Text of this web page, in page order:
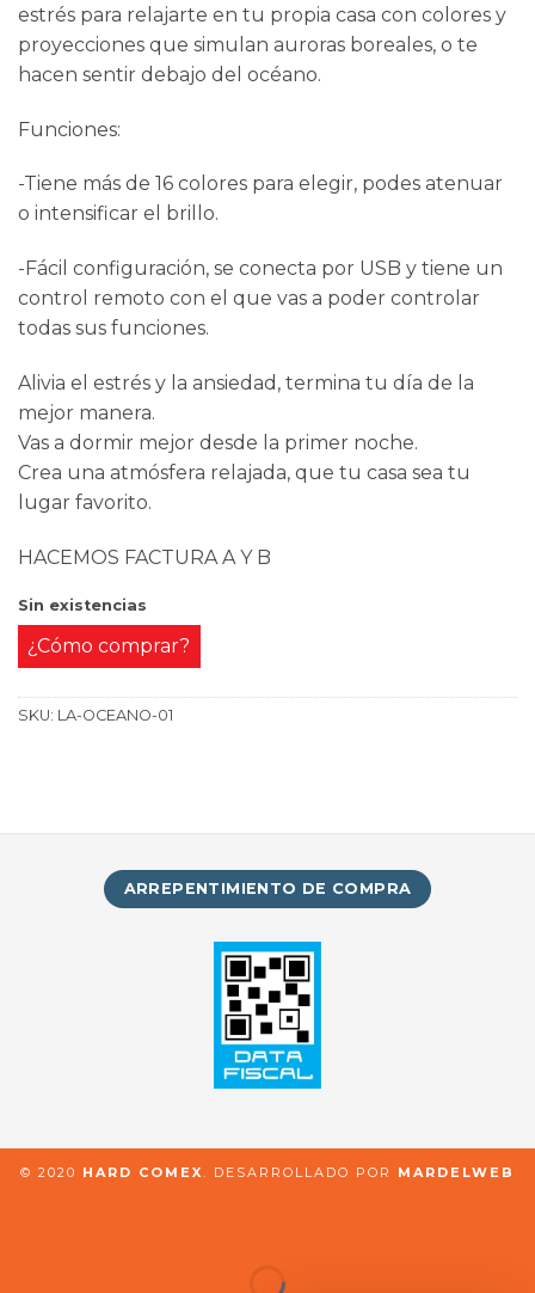
estrés para relajarte en tu propia casa con colores y
proyecciones que simulan auroras boreales, o te
hacen sentir debajo del océano.
Funciones:
-Tiene más de 16 colores para elegir, podes atenuar
o intensificar el brillo.
-Fácil configuración, se conecta por USB y tiene un
control remoto con el que vas a poder controlar
todas sus funciones.
Alivia el estrés y la ansiedad, termina tu día de la
mejor manera.
Vas a dormir mejor desde la primer noche.
Crea una atmósfera relajada, que tu casa sea tu
lugar favorito.
HACEMOS FACTURA A Y B
Sin existencias
¿Cómo comprar?
SKU: LA-OCEANO-01
ARREPENTIMIENTO DE COMPRA
© 2020 HARD COMEX . DESARROLLADO POR MARDELWEB